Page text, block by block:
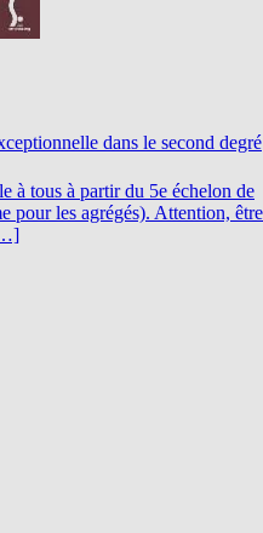
dans le second degré
à tous à partir du 5e échelon de
pour les agrégés). Attention, être